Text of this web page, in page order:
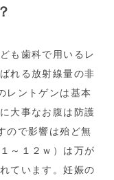
も歯科で用いるレ
れる放射線量の非
レントゲンは基本
大事なお腹は防護
ので影響は殆ど無
～１２ｗ）は万が
ています。妊娠の